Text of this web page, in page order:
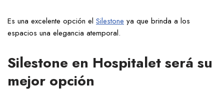
Es una excelente opción el Silestone ya que brinda a los
espacios una elegancia atemporal.
Silestone en Hospitalet será su
mejor opción